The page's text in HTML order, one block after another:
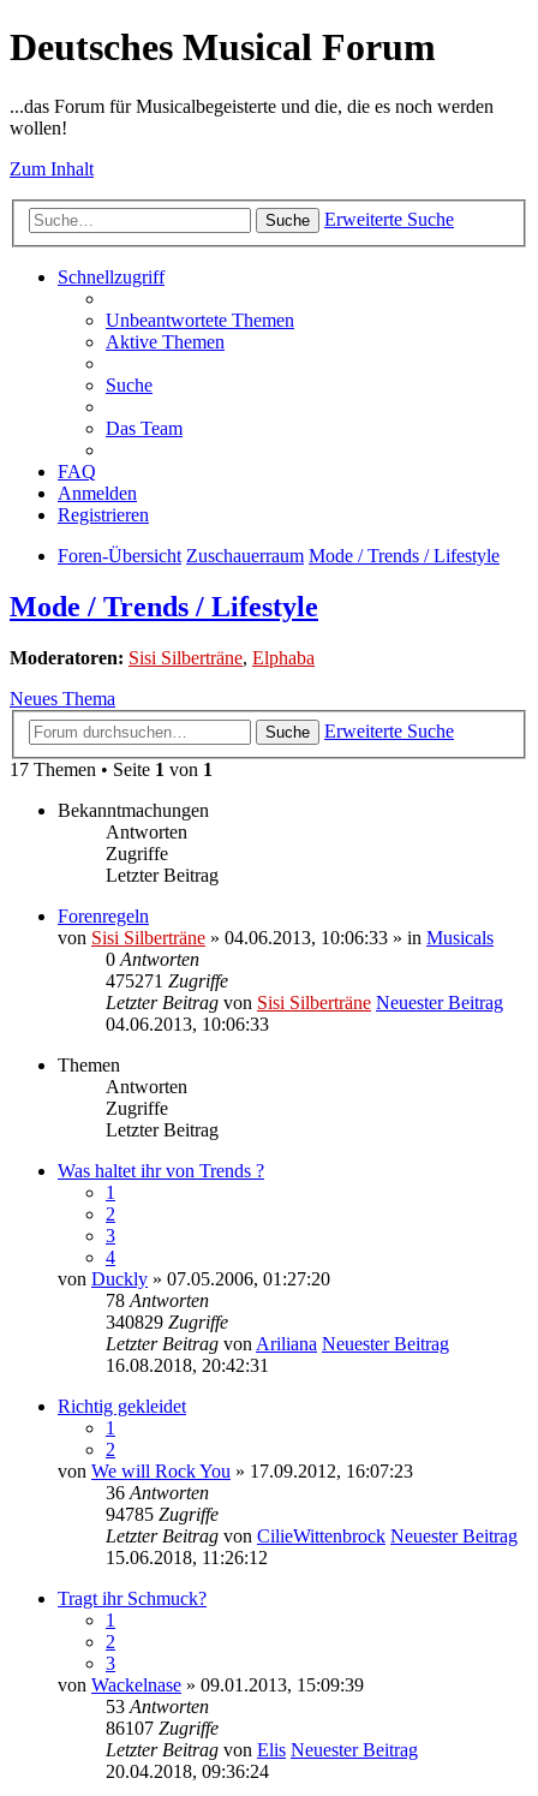
Deutsches Musical Forum
...das Forum für Musicalbegeisterte und die, die es noch werden
wollen!
Zum Inhalt
Suche Erweiterte Suche
Schnellzugriff
Unbeantwortete Themen
Aktive Themen
Suche
Das Team
FAQ
Anmelden
Registrieren
Foren-Übersicht Zuschauerraum Mode / Trends / Lifestyle
Mode / Trends / Lifestyle
Moderatoren: Sisi Silberträne, Elphaba
Neues Thema
Suche
Erweiterte Suche
17 Themen • Seite 1 von 1
Bekanntmachungen
Antworten
Zugriffe
Letzter Beitrag
Forenregeln
von Sisi Silberträne » 04.06.2013, 10:06:33 » in Musicals
0 Antworten
475271 Zugriffe
Letzter Beitrag von Sisi Silberträne Neuester Beitrag
04.06.2013, 10:06:33
Themen
Antworten
Zugriffe
Letzter Beitrag
Was haltet ihr von Trends ?
1
2
3
4
von Duckly » 07.05.2006, 01:27:20
78 Antworten
340829 Zugriffe
Letzter Beitrag von Ariliana Neuester Beitrag
16.08.2018, 20:42:31
Richtig gekleidet
1
2
von We will Rock You » 17.09.2012, 16:07:23
36 Antworten
94785 Zugriffe
Letzter Beitrag von CilieWittenbrock Neuester Beitrag
15.06.2018, 11:26:12
Tragt ihr Schmuck?
1
2
3
von Wackelnase » 09.01.2013, 15:09:39
53 Antworten
86107 Zugriffe
Letzter Beitrag von Elis Neuester Beitrag
20.04.2018, 09:36:24